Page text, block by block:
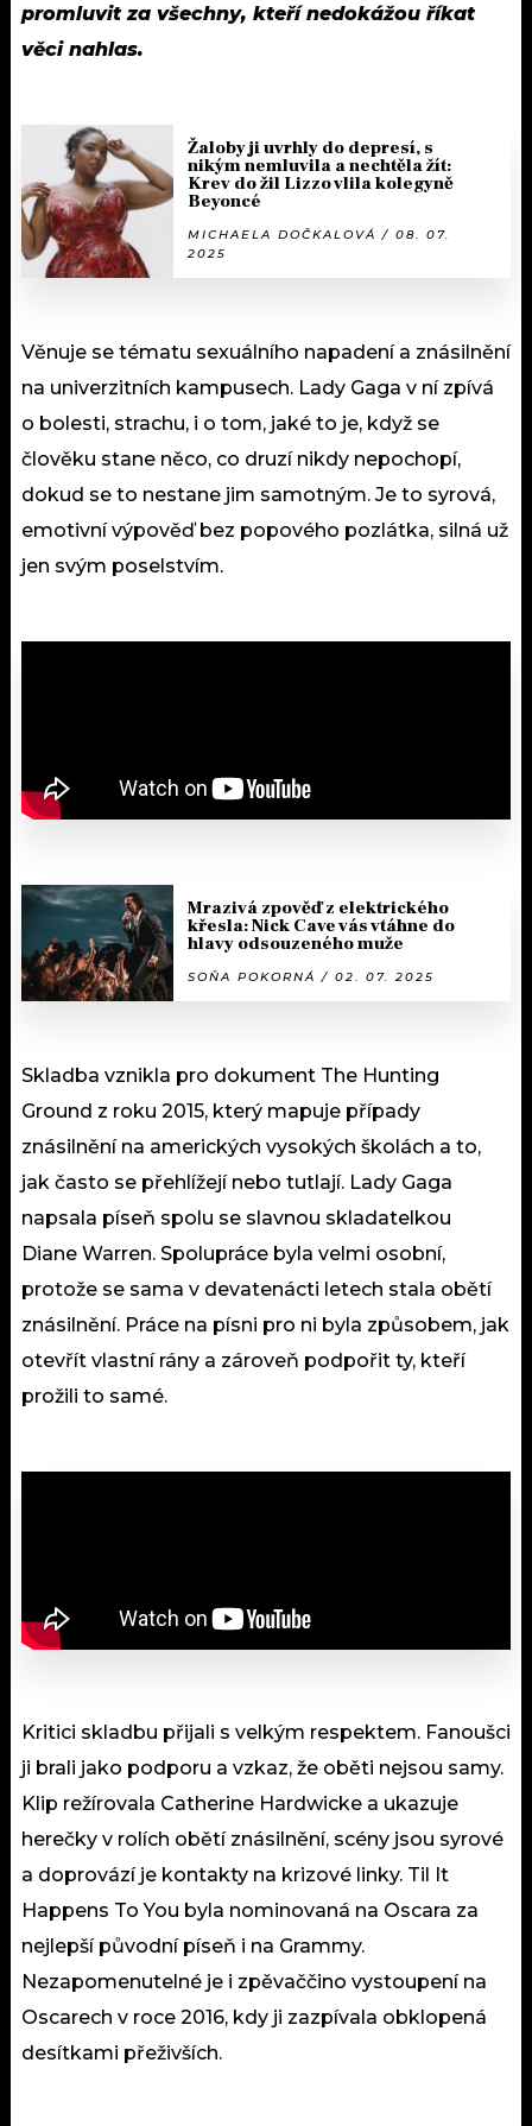
promluvit za všechny, kteří nedokážou říkat
věci nahlas.
Žaloby ji uvrhly do depresí, s
nikým nemluvila a nechtěla žít:
Krev do žil Lizzo vlila kolegyně
Beyoncé
MICHAELA DOČKALOVÁ / 08. 07.
2025
Věnuje se tématu sexuálního napadení a znásilnění
na univerzitních kampusech. Lady Gaga v ní zpívá
o bolesti, strachu, i o tom, jaké to je, když se
člověku stane něco, co druzí nikdy nepochopí,
dokud se to nestane jim samotným. Je to syrová,
emotivní výpověď bez popového pozlátka, silná už
jen svým poselstvím.
Mrazivá zpověď z elektrického
křesla: Nick Cave vás vtáhne do
hlavy odsouzeného muže
SOŇA POKORNÁ / 02. 07. 2025
Skladba vznikla pro dokument The Hunting
Ground z roku 2015, který mapuje případy
znásilnění na amerických vysokých školách a to,
jak často se přehlížejí nebo tutlají. Lady Gaga
napsala píseň spolu se slavnou skladatelkou
Diane Warren. Spolupráce byla velmi osobní,
protože se sama v devatenácti letech stala obětí
znásilnění. Práce na písni pro ni byla způsobem, jak
otevřít vlastní rány a zároveň podpořit ty, kteří
prožili to samé.
Kritici skladbu přijali s velkým respektem. Fanoušci
ji brali jako podporu a vzkaz, že oběti nejsou samy.
Klip režírovala Catherine Hardwicke a ukazuje
herečky v rolích obětí znásilnění, scény jsou syrové
a doprovází je kontakty na krizové linky. Til It
Happens To You byla nominovaná na Oscara za
nejlepší původní píseň i na Grammy.
Nezapomenutelné je i zpěvaččino vystoupení na
Oscarech v roce 2016, kdy ji zazpívala obklopená
desítkami přeživších.